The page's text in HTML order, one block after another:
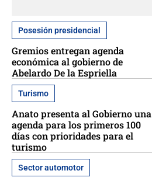
Posesión presidencial
Gremios entregan agenda
económica al gobierno de
Abelardo De la Espriella
Turismo
Anato presenta al Gobierno una
agenda para los primeros 100
días con prioridades para el
turismo
Sector automotor